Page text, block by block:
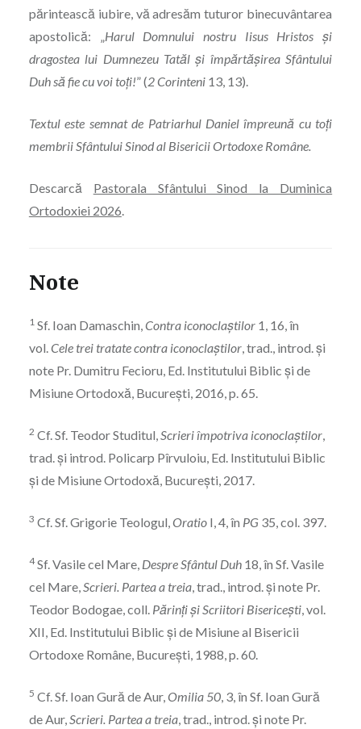
părintească iubire, vă adresăm tuturor binecuvântarea
apostolică: „Harul Domnului nostru Iisus Hristos și
dragostea lui Dumnezeu Tatăl și împărtășirea Sfântului
Duh să fie cu voi toți!” (2 Corinteni 13, 13).
Textul este semnat de Patriarhul Daniel împreună cu toți
membrii Sfântului Sinod al Bisericii Ortodoxe Române.
Descarcă Pastorala Sfântului Sinod la Duminica
Ortodoxiei 2026.
Note
1Sf. Ioan Damaschin,Contra iconoclaștilor 1, 16, în
vol.Cele trei tratate contra icono­claș­tilor, trad., introd. și
note Pr. Dumitru Fecioru, Ed. Institutului Biblic și de
Misiune Ortodoxă, București, 2016, p. 65.
2 Cf. Sf. Teodor Studitul,Scrieri împotriva iconoclaștilor,
trad. și introd. Policarp Pîrvuloiu, Ed. Institutului Biblic
și de Misiune Ortodoxă, București, 2017.
3 Cf. Sf. Grigorie Teologul,Oratio I, 4, în PG 35, col. 397.
4Sf. Vasile cel Mare, Despre Sfântul Duh 18, în Sf. Vasile
cel Mare,Scrieri. Partea a treia, trad., introd. și note Pr.
Teodor Bodogae, coll. Părinți și Scriitori Bisericești, vol.
XII, Ed. Institutului Biblic și de Misiune al Bisericii
Ortodoxe Române, București, 1988, p. 60.
5 Cf. Sf. Ioan Gură de Aur,Omilia 50, 3, în Sf. Ioan Gură
de Aur,Scrieri. Partea a treia, trad., introd. și note Pr.